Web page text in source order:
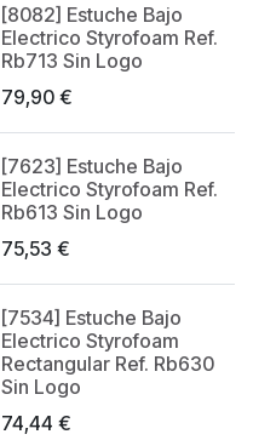
[8082] Estuche Bajo
Electrico Styrofoam Ref.
Rb713 Sin Logo
79,90€
[7623] Estuche Bajo
Electrico Styrofoam Ref.
Rb613 Sin Logo
75,53 €
[7534] Estuche Bajo
Electrico Styrofoam
Rectangular Ref. Rb630
Sin Logo
74,44 €